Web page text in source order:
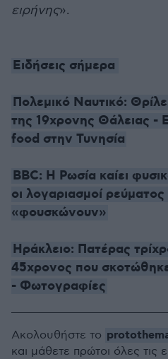
ειρήνης».
Ειδήσεις σήμερα
Πολεμικό Ναυτικό:
της 19χρονης Θάλειας -
food στην Τυνησία
BBC: Η Ρωσία καίει
οι λογαριασμοί
«φουσκώνουν»
Ηράκλειο: Πατέρας
45χρονος που
- Φωτογραφίες
Ακολουθήστε το
και μάθετε πρώτοι όλες τις